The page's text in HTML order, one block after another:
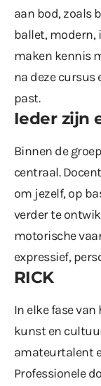
aan bod, zoals
ballet, modern,
maken kennis
na deze
past.
Ieder zijn
Binnen de
centraal.
om jezelf, op
verder te
motorische
expressief,
RICK
In elke fase
kunst en
amateurtalent
Professionele